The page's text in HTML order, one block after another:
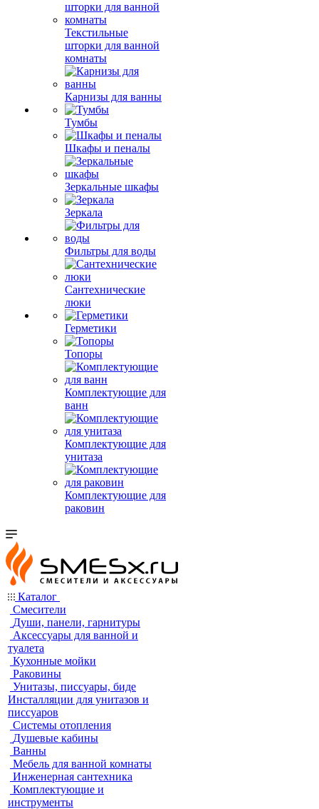
Текстильные
шторки для ванной
комнаты
Карнизы для ванны
Тумбы
Шкафы и пеналы
Зеркальные шкафы
Зеркала
Фильтры для воды
Сантехнические
люки
Герметики
Топоры
Комплектующие для
ванн
Комплектующие для
унитаза
Комплектующие для
раковин
Каталог
Смесители
Души, панели, гарнитуры
Аксессуары для ванной и
туалета
Кухонные мойки
Раковины
Унитазы, писсуары, биде
Инсталляции для унитазов и
писсуаров
Системы отопления
Душевые кабины
Ванны
Мебель для ванной комнаты
Инженерная сантехника
Комплектующие и
инструменты